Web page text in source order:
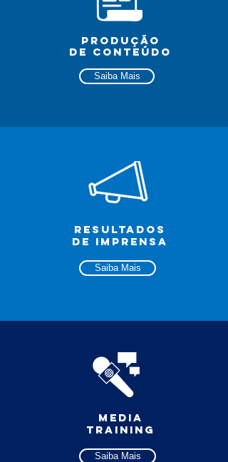
produção
DE CONTEÚDO
Saiba Mais
RESULTADOS
DE IMPRENSA
Saiba Mais
MediA
TRAINING
Saiba Mais